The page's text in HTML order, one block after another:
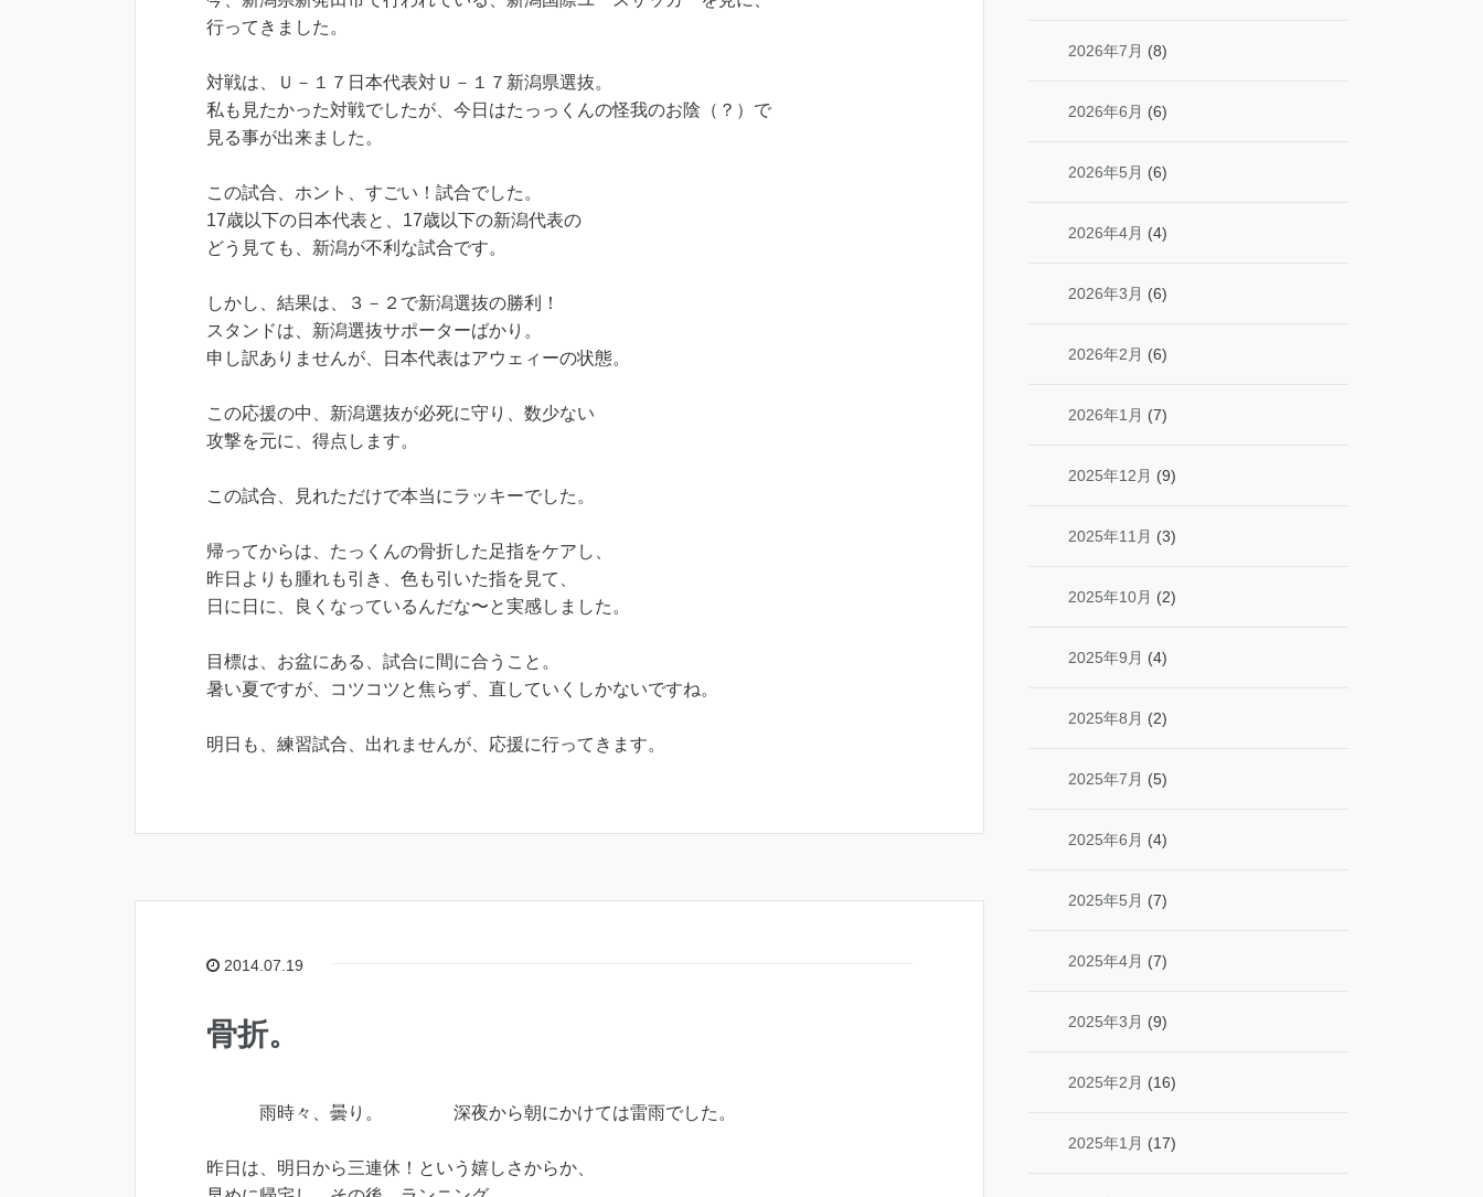
行ってきました。
対戦は、Ｕ－１７日本代表対Ｕ－１７新潟県選抜。
私も見たかった対戦でしたが、今日はたっっくんの怪我のお陰（？）で
見る事が出来ました。
この試合、ホント、すごい！試合でした。
17歳以下の日本代表と、17歳以下の新潟代表の
どう見ても、新潟が不利な試合です。
しかし、結果は、３－２で新潟選抜の勝利！
スタンドは、新潟選抜サポーターばかり。
申し訳ありませんが、日本代表はアウェィーの状態。
この応援の中、新潟選抜が必死に守り、数少ない
攻撃を元に、得点します。
この試合、見れただけで本当にラッキーでした。
帰ってからは、たっくんの骨折した足指をケアし、
昨日よりも腫れも引き、色も引いた指を見て、
日に日に、良くなっているんだな〜と実感しました。
目標は、お盆にある、試合に間に合うこと。
暑い夏ですが、コツコツと焦らず、直していくしかないですね。
明日も、練習試合、出れませんが、応援に行ってきます。
2014.07.19
骨折。
雨時々、曇り。 深夜から朝にかけては雷雨でした。
昨日は、明日から三連休！という嬉しさからか、
2026年7月 (8)
2026年6月 (6)
2026年5月 (6)
2026年4月 (4)
2026年3月 (6)
2026年2月 (6)
2026年1月 (7)
2025年12月 (9)
2025年11月 (3)
2025年10月 (2)
2025年9月 (4)
2025年8月 (2)
2025年7月 (5)
2025年6月 (4)
2025年5月 (7)
2025年4月 (7)
2025年3月 (9)
2025年2月 (16)
2025年1月 (17)